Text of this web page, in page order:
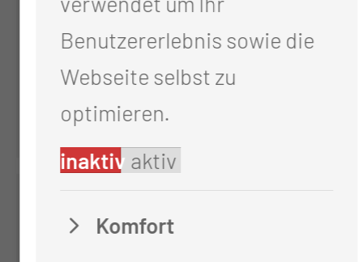
Referentin
Berufungsmanagement
Tel.:+49 355 46 2027
Per E-Mail kontaktieren
Benutzererlebnis sowie die
Webseite selbst zu
optimieren.
inaktiv aktiv
Komfort